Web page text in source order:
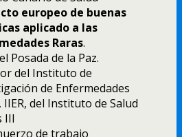
europeo de buenas
aplicado a las
Raras.
Posada de la Paz.
del Instituto de
de Enfermedades
IIER, del Instituto de Salud
III
de trabajo